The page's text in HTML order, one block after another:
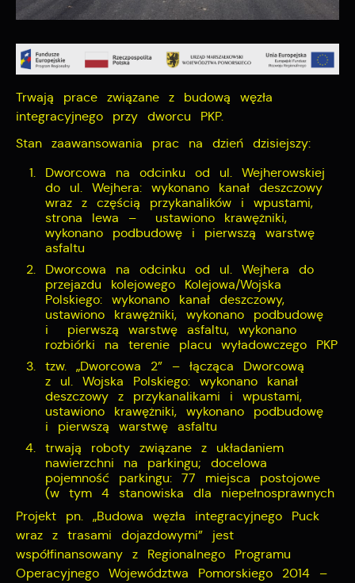
Trwają prace związane z budową węzła
integracyjnego przy dworcu PKP.
Stan zaawansowania prac na dzień dzisiejszy:
Dworcowa na odcinku od ul. Wejherowskiej
do ul. Wejhera: wykonano kanał deszczowy
wraz z częścią przykanalików i wpustami,
strona lewa – ustawiono krawężniki,
wykonano podbudowę i pierwszą warstwę
asfaltu
Dworcowa na odcinku od ul. Wejhera do
przejazdu kolejowego Kolejowa/Wojska
Polskiego: wykonano kanał deszczowy,
ustawiono krawężniki, wykonano podbudowę
i pierwszą warstwę asfaltu, wykonano
rozbiórki na terenie placu wyładowczego PKP
tzw. „Dworcowa 2” – łącząca Dworcową
z ul. Wojska Polskiego: wykonano kanał
deszczowy z przykanalikami i wpustami,
ustawiono krawężniki, wykonano podbudowę
i pierwszą warstwę asfaltu
trwają roboty związane z układaniem
nawierzchni na parkingu; docelowa
pojemność parkingu: 77 miejsca postojowe
(w tym 4 stanowiska dla niepełnosprawnych
Projekt pn. „Budowa węzła integracyjnego Puck
wraz z trasami dojazdowymi” jest
współfinansowany z Regionalnego Programu
Operacyjnego Województwa Pomorskiego 2014 –
Twoich zwyczajów dotyczących przeglądanej witryny
stronach podmiotów trzecich lub firm będących naszymi
partnerami oraz innych dostawców usług. Firmy te działają
w charakterze pośredników prezentujących nasze treści w
postaci wiadomości, ofert, komunikatów mediów
społecznościowych.